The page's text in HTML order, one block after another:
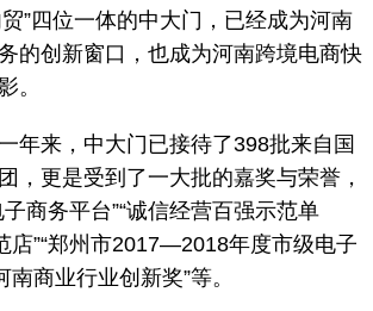
”四位一体的中大门，已经成为河南
的创新窗口，也成为河南跨境电商快
。
来，中大门已接待了398批来自国
，更是受到了一大批的嘉奖与荣誉，
商务平台”“诚信经营百强示范单
店”“郑州市2017—2018年度市级电子
南商业行业创新奖”等。